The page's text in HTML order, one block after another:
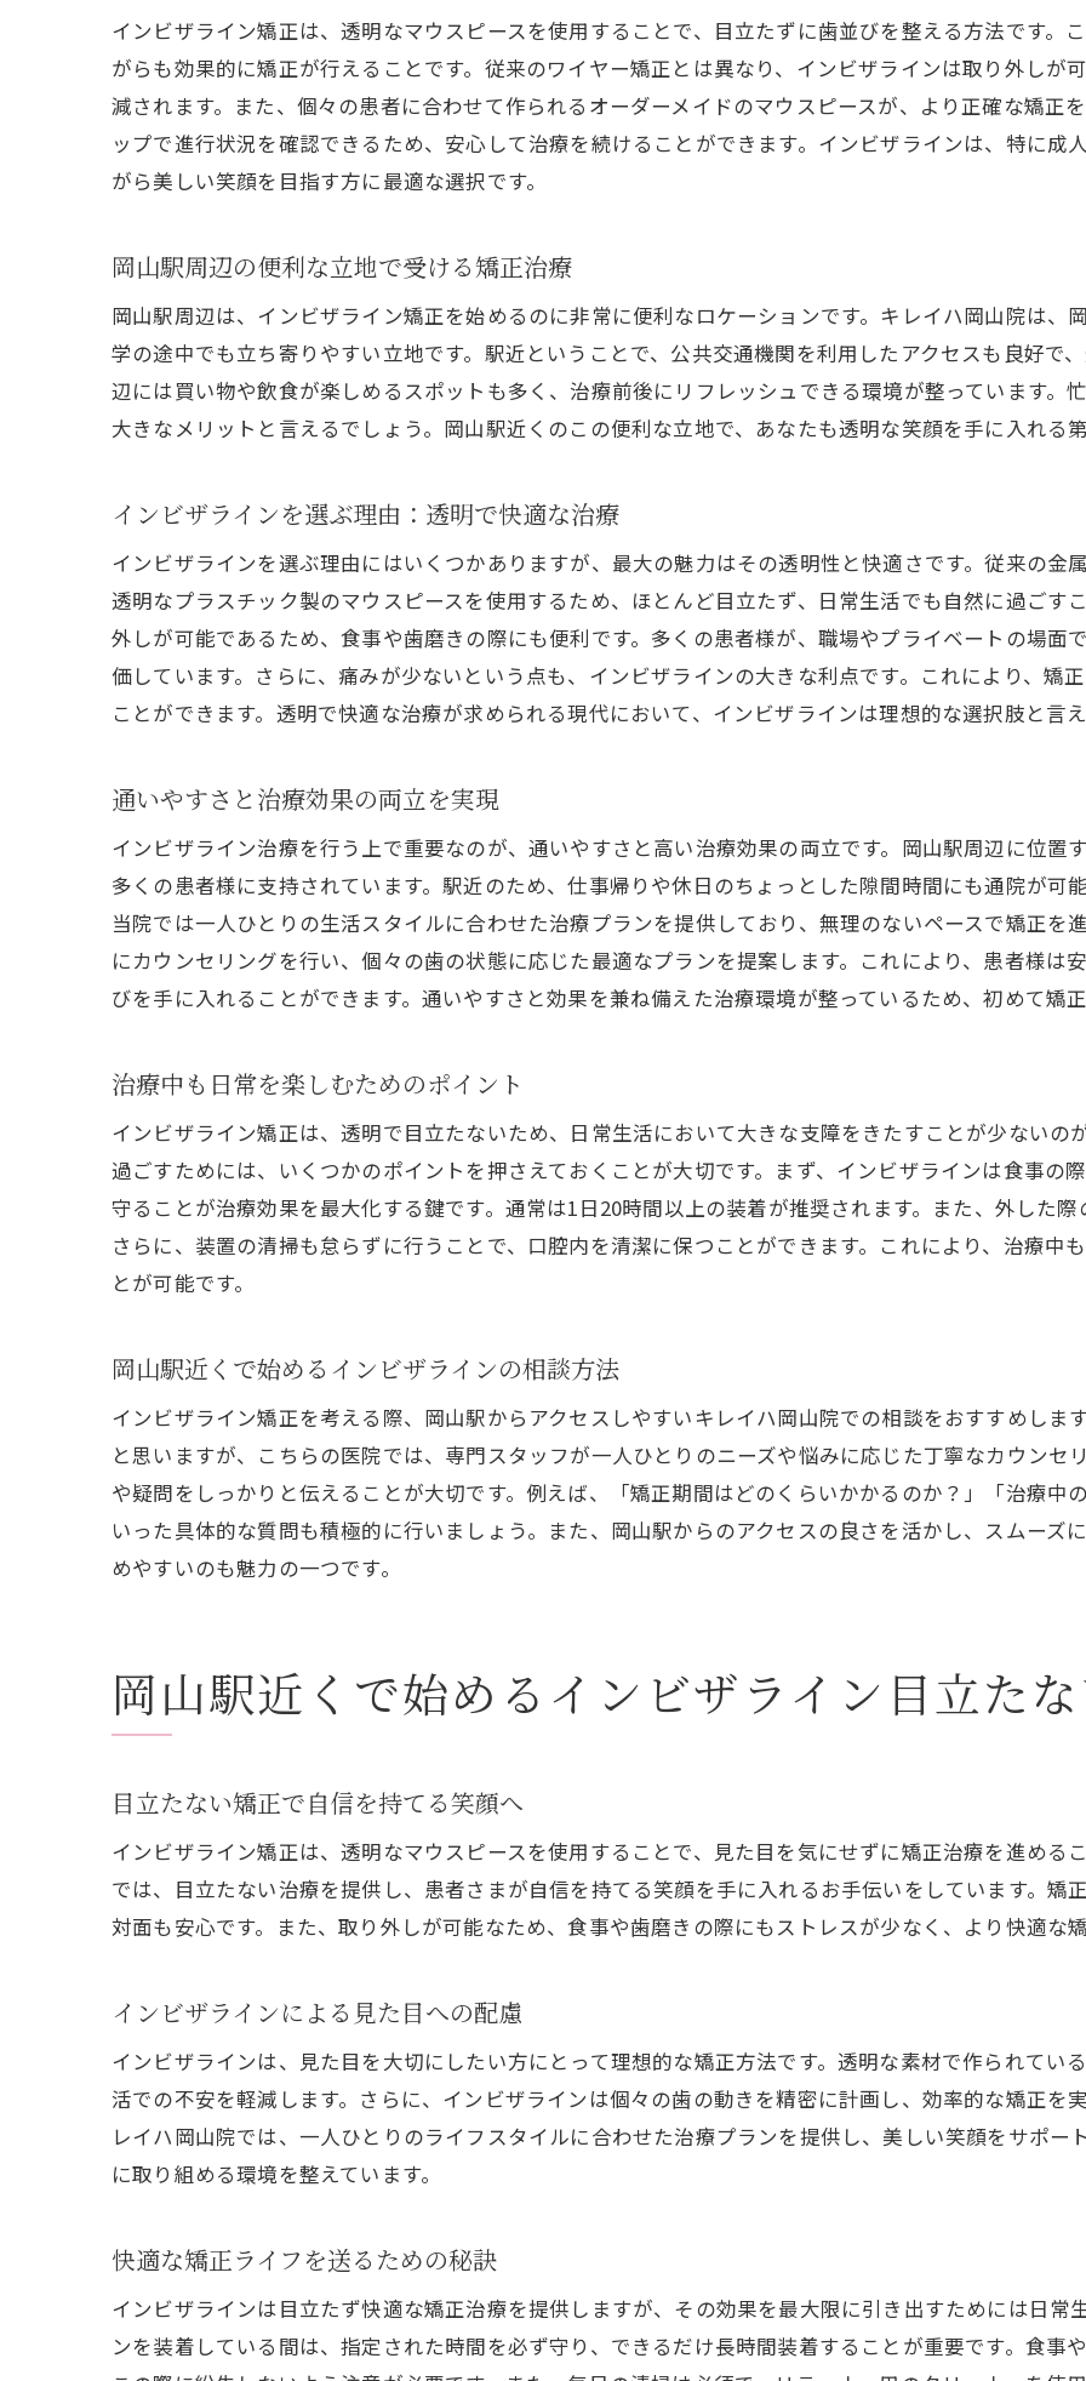
快適な矯正ライフを送るための秘訣
岡山駅周辺のおすすめクリニック情報
矯正中の生活とインビザラインのメリット
始める前に知っておきたいインビザラインの基礎
インビザラインによる歯並び改善の実際
周囲に気づかれにくい矯正方法の魅力
透明矯正がもたらすライフスタイルの変化
岡山駅での初回相談の流れと心得
インビザラインの具体的な治療過程
岡山駅付近で受けられるサポート内容
矯正中に知っておくべきポイント
インビザラインの長所を最大限に活かす
治療を成功に導くためのステップ
インビザラインの費用対効果を考える
岡山駅周辺の医院選びのポイント
治療がもたらす新たな生活の魅力
矯正治療を快適にする施設の充実
理想の笑顔を手に入れるためのプロセス
インビザラインの使用感とその評価
岡山駅近くでの治療実績と体験談
透明矯正がもたらす心理的効果
インビザラインの利点と岡山駅近辺での治療の進め方
利便性と快適性を兼ね備えた治療法
岡山駅周辺での矯正スケジュールの管理
インビザラインによる効率的な歯並び改善
治療前に知っておきたい準備と注意点
岡山駅でインビザラインを始める透明で快適な矯正体験
インビザラインが選ばれる理由と特徴
透明矯正がもたらす自信と安心感
岡山駅近辺のおすすめ治療施設
インビザライン治療の流れとその安心感
インビザライン矯正は、透明なマウスピースを使用することで、目立たずに歯並びを整える方法です。
がらも効果的に矯正が行えることです。従来のワイヤー矯正とは異なり、インビザラインは取り外しが
減されます。また、個々の患者に合わせて作られるオーダーメイドのマウスピースが、より正確な矯正
ップで進行状況を確認できるため、安心して治療を続けることができます。インビザラインは、特に成
がら美しい笑顔を目指す方に最適な選択です。
岡山駅周辺の便利な立地で受ける矯正治療
岡山駅周辺は、インビザライン矯正を始めるのに非常に便利なロケーションです。キレイハ岡山院は、
学の途中でも立ち寄りやすい立地です。駅近ということで、公共交通機関を利用したアクセスも良好で
辺には買い物や飲食が楽しめるスポットも多く、治療前後にリフレッシュできる環境が整っています。
大きなメリットと言えるでしょう。岡山駅近くのこの便利な立地で、あなたも透明な笑顔を手に入れる
インビザラインを選ぶ理由：透明で快適な治療
インビザラインを選ぶ理由にはいくつかありますが、最大の魅力はその透明性と快適さです。従来の金
透明なプラスチック製のマウスピースを使用するため、ほとんど目立たず、日常生活でも自然に過ごす
外しが可能であるため、食事や歯磨きの際にも便利です。多くの患者様が、職場やプライベートの場面
価しています。さらに、痛みが少ないという点も、インビザラインの大きな利点です。これにより、矯
ことができます。透明で快適な治療が求められる現代において、インビザラインは理想的な選択肢と言
通いやすさと治療効果の両立を実現
インビザライン治療を行う上で重要なのが、通いやすさと高い治療効果の両立です。岡山駅周辺に位置
多くの患者様に支持されています。駅近のため、仕事帰りや休日のちょっとした隙間時間にも通院が可
当院では一人ひとりの生活スタイルに合わせた治療プランを提供しており、無理のないペースで矯正を
にカウンセリングを行い、個々の歯の状態に応じた最適なプランを提案します。これにより、患者様は
びを手に入れることができます。通いやすさと効果を兼ね備えた治療環境が整っているため、初めて矯
治療中も日常を楽しむためのポイント
インビザライン矯正は、透明で目立たないため、日常生活において大きな支障をきたすことが少ないの
過ごすためには、いくつかのポイントを押さえておくことが大切です。まず、インビザラインは食事の
守ることが治療効果を最大化する鍵です。通常は1日20時間以上の装着が推奨されます。また、外した
さらに、装置の清掃も怠らずに行うことで、口腔内を清潔に保つことができます。これにより、治療中
とが可能です。
岡山駅近くで始めるインビザラインの相談方法
インビザライン矯正を考える際、岡山駅からアクセスしやすいキレイハ岡山院での相談をおすすめしま
と思いますが、こちらの医院では、専門スタッフが一人ひとりのニーズや悩みに応じた丁寧なカウンセ
や疑問をしっかりと伝えることが大切です。例えば、「矯正期間はどのくらいかかるのか？」「治療中
いった具体的な質問も積極的に行いましょう。また、岡山駅からのアクセスの良さを活かし、スムーズ
めやすいのも魅力の一つです。
岡山駅近くで始めるインビザライン目立た
目立たない矯正で自信を持てる笑顔へ
インビザライン矯正は、透明なマウスピースを使用することで、見た目を気にせずに矯正治療を進める
では、目立たない治療を提供し、患者さまが自信を持てる笑顔を手に入れるお手伝いをしています。矯
対面も安心です。また、取り外しが可能なため、食事や歯磨きの際にもストレスが少なく、より快適な
インビザラインによる見た目への配慮
インビザラインは、見た目を大切にしたい方にとって理想的な矯正方法です。透明な素材で作られてい
活での不安を軽減します。さらに、インビザラインは個々の歯の動きを精密に計画し、効率的な矯正を
レイハ岡山院では、一人ひとりのライフスタイルに合わせた治療プランを提供し、美しい笑顔をサポー
に取り組める環境を整えています。
快適な矯正ライフを送るための秘訣
インビザラインは目立たず快適な矯正治療を提供しますが、その効果を最大限に引き出すためには日常
ンを装着している間は、指定された時間を必ず守り、できるだけ長時間装着することが重要です。食事